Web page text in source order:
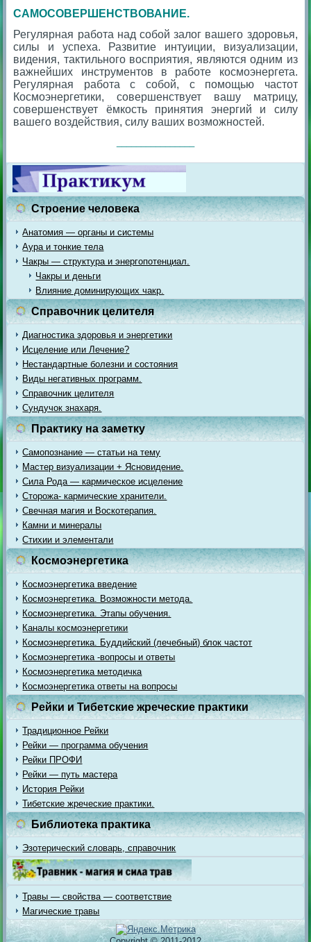
САМОСОВЕРШЕНСТВОВАНИЕ.
Регулярная работа над собой залог вашего здоровья,
силы и успеха. Развитие интуиции, визуализации,
видения, тактильного восприятия, являются одним из
важнейших инструментов в работе космоэнергета.
Регулярная работа с собой, с помощью частот
Космоэнергетики, совершенствует вашу матрицу,
совершенствует ёмкость принятия энергий и силу
вашего воздействия, силу ваших возможностей.
Строение человека
Анатомия — органы и системы
Аура и тонкие тела
Чакры — структура и энергопотенциал.
Чакры и деньги
Влияние доминирующих чакр.
Справочник целителя
Диагностика здоровья и энергетики
Исцеление или Лечение?
Нестандартные болезни и состояния
Виды негативных программ.
Справочник целителя
Сундучок знахаря.
Практику на заметку
Самопознание — статьи на тему
Мастер визуализации + Ясновидение.
Сила Рода — кармическое исцеление
Сторожа- кармические хранители.
Свечная магия и Воскотерапия.
Камни и минералы
Стихии и элементали
Космоэнергетика
Космоэнергетика введение
Космоэнергетика. Возможности метода.
Космоэнергетика. Этапы обучения.
Каналы космоэнергетики
Космоэнергетика. Буддийский (лечебный) блок частот
Космоэнергетика -вопросы и ответы
Космоэнергетика методичка
Космоэнергетика ответы на вопросы
Рейки и Тибетские жреческие практики
Традиционное Рейки
Рейки — программа обучения
Рейки ПРОФИ
Рейки — путь мастера
История Рейки
Тибетские жреческие практики.
Библиотека практика
Эзотерический словарь, справочник
Травы — свойства — соответствие
Магические травы